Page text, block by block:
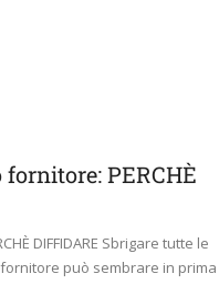
fornitore: PERCHÈ
DIFFIDARE Sbrigare tutte le
fornitore può sembrare in prima